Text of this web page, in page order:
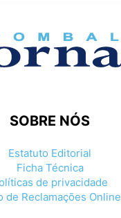
SOBRE NÓS
Estatuto Editorial
Ficha Técnica
de privacidade
de Reclamações Online